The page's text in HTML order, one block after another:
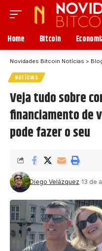
Home Bitcoin
Novidades Bitcoin Notícias >
NOTÍCIAS
Veja tudo sobre
financiamento de
pode fazer o seu
Diego Velázquez 13 de